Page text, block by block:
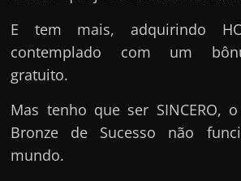
E tem mais, adquirindo
contemplado com um
gratuito.
Mas tenho que ser SINCERO,
Bronze de Sucesso não
mundo.